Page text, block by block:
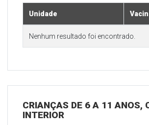
Unidade
Nenhum resultado foi encontrado.
CRIANÇAS DE 6 A 11 ANOS,
INTERIOR